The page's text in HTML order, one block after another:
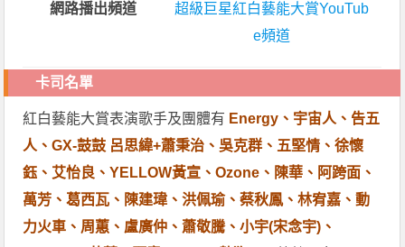
網路播出頻道
超級巨星紅白藝能大賞YouTub
e頻道
卡司名單
紅白藝能大賞表演歌手及團體有 Energy、宇宙人、告五
人、GX-鼓鼓 呂思緯+蕭秉治、吳克群、五堅情、徐懷
鈺、艾怡良、YELLOW黃宣、Ozone、陳華、阿跨面、
萬芳、葛西瓦、陳建瑋、洪佩瑜、蔡秋鳳、林宥嘉、動
力火車、周蕙、盧廣仲、蕭敬騰、小宇(宋念宇)、